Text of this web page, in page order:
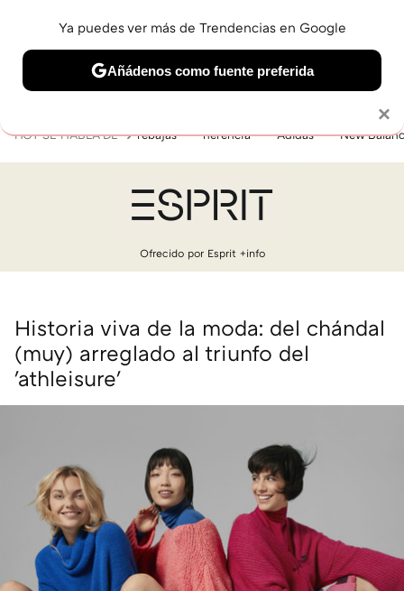
BELLEZA SHOPPING VIAJES GASTRO SNEAKERS
HOY SE HABLA DE rebajas herencia Adidas New
Ofrecido por Esprit +info
Historia viva de la moda: del chándal
(muy) arreglado al triunfo del
'athleisure'
×
Ya puedes ver más de Trendencias en Google
Añádenos como fuente preferida